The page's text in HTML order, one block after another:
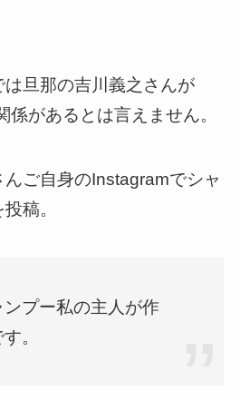
旦那の吉川義之さんが
係があるとは言えません。
んご自身のInstagramでシャ
稿。
プー私の主人が作
。